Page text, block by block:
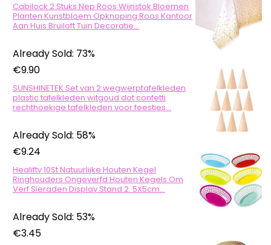
Cabilock 2 Stuks Nep Roos Wijnstok Bloemen
Planten Kunstbloem Opknoping Roos Kantoor
Aan Huis Bruiloft Tuin Decoratie…
Already Sold: 73%
€9.90
SUNSHINETEK Set van 2 wegwerptafelkleden
plastic tafelkleden witgoud dot confetti
rechthoekige tafelkleden voor feestjes…
Already Sold: 58%
€9.24
Healifty 10St Natuurlijke Houten Kegel
Ringhouders Ongeverfd Houten Kegels Om
Verf Sieraden Display Stand 2. 5X5cm…
Already Sold: 53%
€3.45